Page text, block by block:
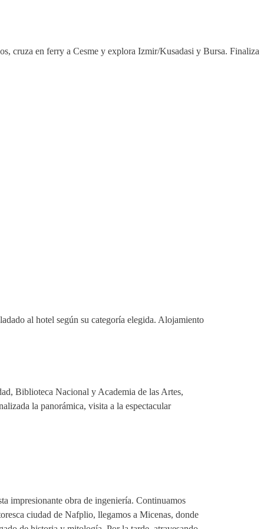
cruza en ferry a Cesme y explora Izmir/Kusadasi y Bursa. Finaliza
al hotel según su categoría elegida. Alojamiento
Biblioteca Nacional y Academia de las Artes,
la panorámica, visita a la espectacular
impresionante obra de ingeniería. Continuamos
ciudad de Nafplio, llegamos a Micenas, donde